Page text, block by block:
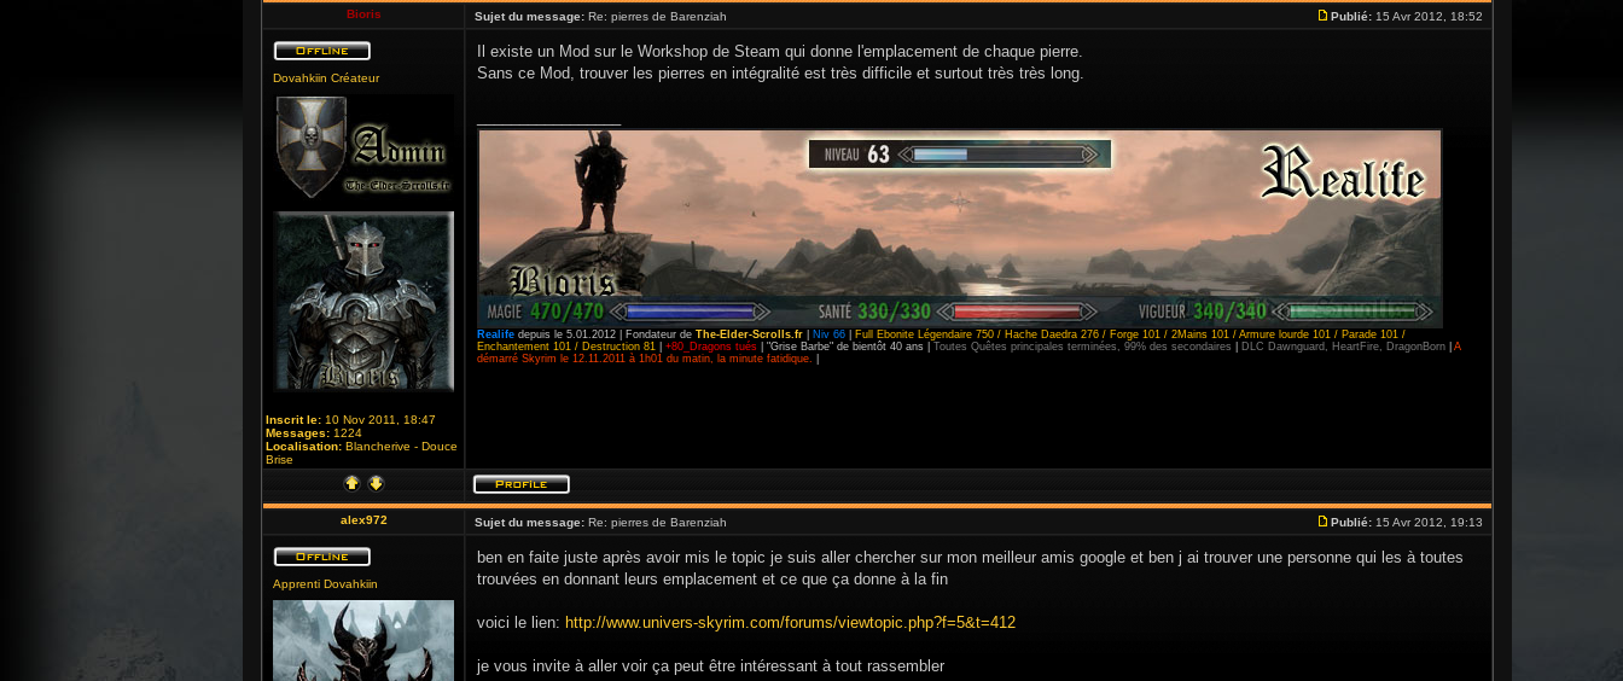
Bioris Sujet du message: Re: pierres de Barenziah Publié: 15 Avr 2012, 18:52
Dovahkiin Créateur
Inscrit le: 10 Nov 2011, 18:47
Messages: 1224
Localisation: Blancherive - Douce
Brise
Il existe un Mod sur le Workshop de Steam qui donne l'emplacement de chaque pierre.
Sans ce Mod, trouver les pierres en intégralité est très difficile et surtout très très long.
Realife depuis le 5.01.2012 | Fondateur de The-Elder-Scrolls.fr Niv 66
Full Ebonite Légendaire 750 / Hache Daedra 276 / Forge 101 / 2Mains 101 / Armure lourde 101 / Parade 101 /
Enchantement 101 / Destruction 81
+80_Dragons tués | "Grise Barbe" de bientôt 40 ans | Toutes Quêtes principales terminées, 99% des secondaires DLC Dawnguard, HeartFire, DragonBorn
A
démarré Skyrim le 12.11.2011 à 1h01 du matin, la minute fatidique.
alex972 Sujet du message: Re: pierres de Barenziah Publié: 15 Avr 2012, 19:13
Apprenti Dovahkiin
ben en faite juste après avoir mis le topic je suis aller chercher sur mon meilleur amis google et ben j ai trouver une personne qui les à toutes
trouvées en donnant leurs emplacement et ce que ça donne à la fin
voici le lien: http://www.univers-skyrim.com/forums/viewtopic.php?f=5&t=412
je vous invite à aller voir ça peut être intéressant à tout rassembler